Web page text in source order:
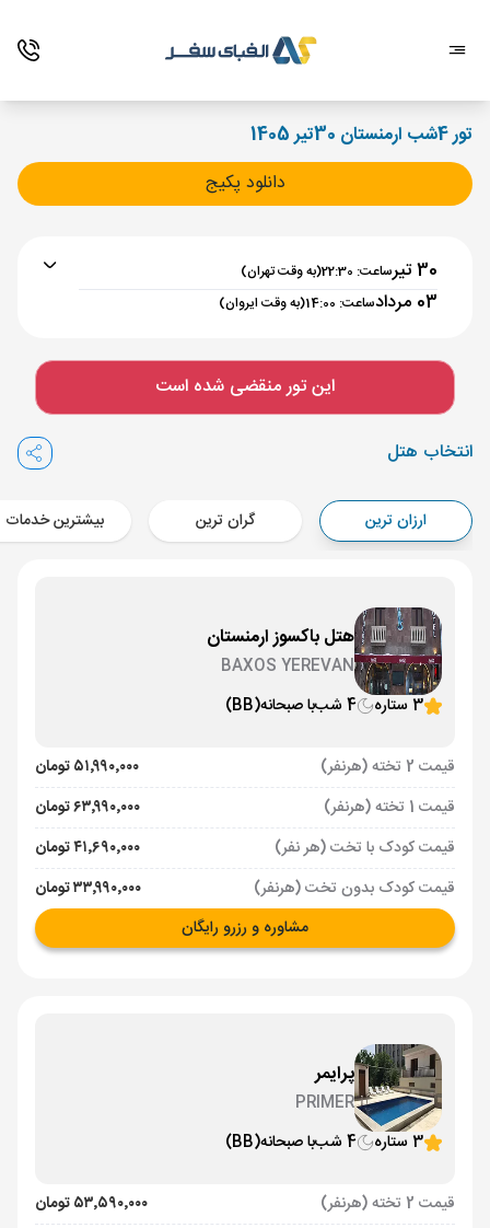
تور 4شب ارمنستان 30تیر 1405
دانلود پکیج
30 تیر ساعت: 22:30 (به وقت تهران)
03 مرداد ساعت: 14:00 (به وقت ایروان)
تهران , فرودگاه بین‌المللی امام خمینی IKA
مدت پرواز :
ایروان ,
Aircraft - کاسپین (Economy)
برنامه برگشت :03 مرداد ساعت: 14:00
مدت پرواز :02:00
تهران , فرودگاه بین‌المللی امام خمینی IKA
Aircraft - کاسپین (Economy)
این تور منقضی شده است
انتخاب هتل
ارزان ترین گران ترین بیشترین خدمات
هتل باکسوز ارمنستان
BAXOS YEREVAN
3 ستاره
4 شب با صبحانه(BB)
قیمت 2 تخته (هرنفر)
۵۱٬۹۹۰٬۰۰۰ تومان
قیمت 1 تخته (هرنفر)
۶۳٬۹۹۰٬۰۰۰ تومان
قیمت کودک با تخت (هر نفر)
۴۱٬۶۹۰٬۰۰۰ تومان
قیمت کودک بدون تخت (هرنفر)
۳۳٬۹۹۰٬۰۰۰ تومان
مشاوره و رزرو رایگان
پرایمر
PRIMER
3 ستاره
4 شب با صبحانه(BB)
قیمت 2 تخته (هرنفر)
۵۳٬۵۹۰٬۰۰۰ تومان